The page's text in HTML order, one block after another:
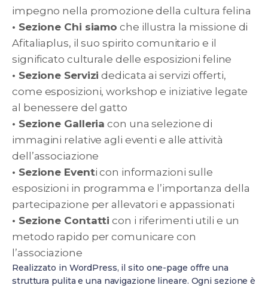
impegno nella promozione della cultura felina
• Sezione Chi siamo che illustra la missione di
Afitaliaplus, il suo spirito comunitario e il
significato culturale delle esposizioni feline
• Sezione Servizi dedicata ai servizi offerti,
come esposizioni, workshop e iniziative legate
al benessere del gatto
• Sezione Galleria con una selezione di
immagini relative agli eventi e alle attività
dell’associazione
• Sezione Eventi con informazioni sulle
esposizioni in programma e l’importanza della
partecipazione per allevatori e appassionati
• Sezione Contatti con i riferimenti utili e un
metodo rapido per comunicare con
l’associazione
Realizzato in WordPress, il sito one-page offre una
struttura pulita e una navigazione lineare. Ogni sezione è